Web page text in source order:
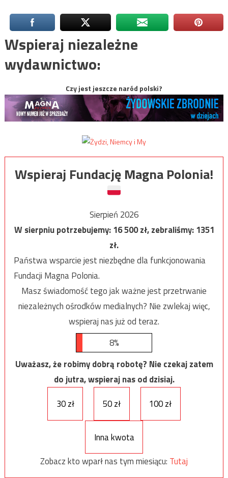
Wspieraj niezależne
wydawnictwo:
Czy jest jeszcze naród polski?
Wspieraj Fundację Magna Polonia!
Sierpień 2026
W sierpniu potrzebujemy:16 500zł, zebraliśmy:1351
zł.
Państwa wsparcie jest niezbędne dla funkcjonowania
Fundacji Magna Polonia.
Masz świadomość tego jak ważne jest przetrwanie
niezależnych ośrodków medialnych? Nie zwlekaj więc,
wspieraj nas już od teraz.
8%
Uważasz, że robimy dobrą robotę? Nie czekaj zatem
do jutra, wspieraj nas od dzisiaj.
30 zł
50 zł 100 zł
Inna kwota
Zobacz kto wparł nas tym miesiącu: Tutaj